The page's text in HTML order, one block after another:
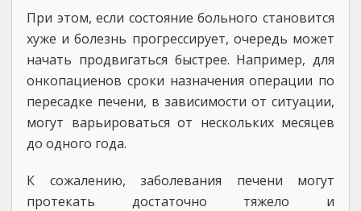
При этом, если состояние больного становится
хуже и болезнь прогрессирует, очередь может
начать продвигаться быстрее. Например, для
онкопациенов сроки назначения операции по
пересадке печени, в зависимости от ситуации,
могут варьироваться от нескольких месяцев
до одного года.
К сожалению, заболевания печени могут
протекать достаточно тяжело и